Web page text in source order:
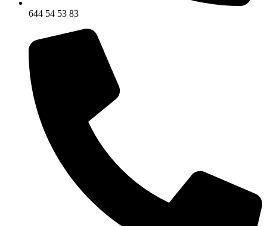
644 54 53 83